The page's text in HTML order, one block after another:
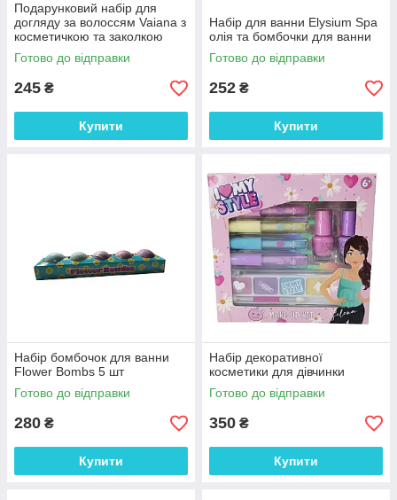
Подарунковий набір для
догляду за волоссям Vaiana з
косметичкою та заколкою
Готово до відправки
245 ₴
Купити
Набір для ванни Elysium Spa
олія та бомбочки для ванни
Готово до відправки
252 ₴
Купити
Набір бомбочок для ванни
Flower Bombs 5 шт
Готово до відправки
280 ₴
Купити
Набір декоративної
косметики для дівчинки
Готово до відправки
350 ₴
Купити